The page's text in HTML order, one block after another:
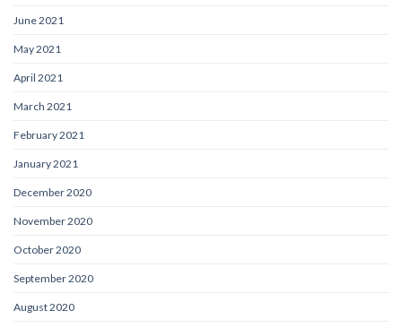
June 2021
May 2021
April 2021
March 2021
February 2021
January 2021
December 2020
November 2020
October 2020
September 2020
August 2020